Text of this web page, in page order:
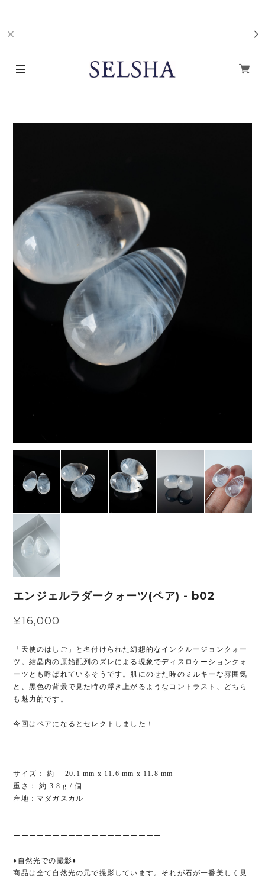
エンジェルラダークォーツ(ペア) - b02
¥16,000
「天使のはしご」と名付けられた幻想的なインクルージョンクォー
ツ。結晶内の原始配列のズレによる現象でディスロケーションクォ
ーツとも呼ばれているそうです。肌にのせた時のミルキーな雰囲気
と、黒色の背景で見た時の浮き上がるようなコントラスト、どちら
も魅力的です。
今回はペアになるとセレクトしました！
サイズ： 約 20.1 mm x 11.6 mm x 11.8 mm
重さ： 約 3.8 g / 個
産地：マダガスカル
ーーーーーーーーーーーーーーーーーーー
♦︎自然光での撮影♦︎
商品は全て自然光の元で撮影しています。それが石が一番美しく見